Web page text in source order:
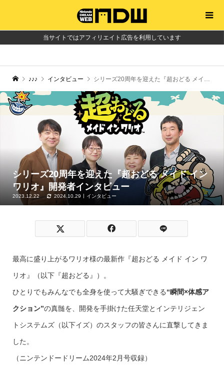
当サイトではアフィリエイト広告を利用しています
♪♪♪ インタビュー シリーズ20周年を迎えた『超おどる メイド イン ワリオ』開発者インタビュー
シリーズ20周年を迎えた『超おどる メイド イン
ワリオ』開発者インタビュー
2023.12.22 2024.10.29 インタビュー
最高に盛り上がるワリオ様の最新作『超おどる メイド イン ワ
リオ』（以下『超おどる』）。
ひとりでもみんなでも全身を使って大騒ぎできる“瞬間×体感ア
クション”の真髄を、開発を手掛けた任天堂とインテリジェン
トシステムズ（以下イズ）のスタッフの皆さんに直撃してきま
した。
（ニンテンドードリーム2024年2月号収録）